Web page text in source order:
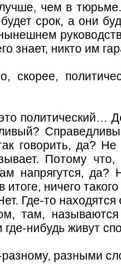
чем в
срок, а они
знает, никто им
скорее,
политический…
говорить, да?
Потому что,
напрягутся, да?
ничего
Где-то
там,
нибудь живут
разными